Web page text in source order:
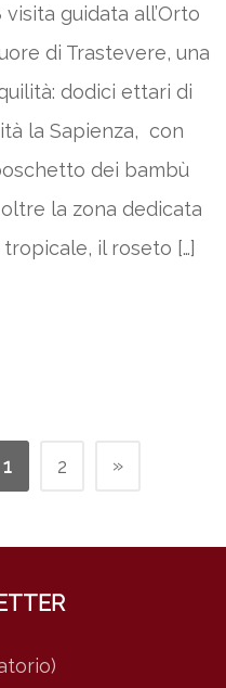
guidata all’Orto
di Trastevere, una
dodici ettari di
la Sapienza, con
dei bambù
la zona dedicata
il roseto […]
1 2 »